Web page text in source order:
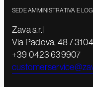
SEDE AMMINISTRATIVA E
Zava s.r.l
Via Padova, 48 /
+39 0423 639907